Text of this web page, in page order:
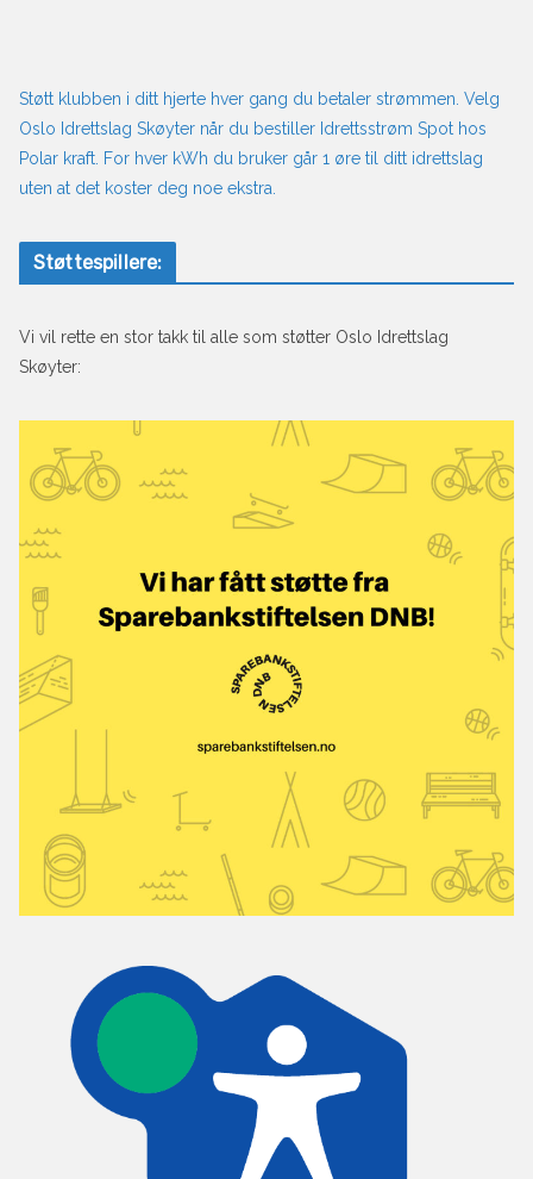
Støtt klubben i ditt hjerte hver gang du betaler strømmen. Velg
Oslo Idrettslag Skøyter når du bestiller Idrettsstrøm Spot hos
Polar kraft. For hver kWh du bruker går 1 øre til ditt idrettslag
uten at det koster deg noe ekstra.
Støttespillere:
Vi vil rette en stor takk til alle som støtter Oslo Idrettslag
Skøyter: